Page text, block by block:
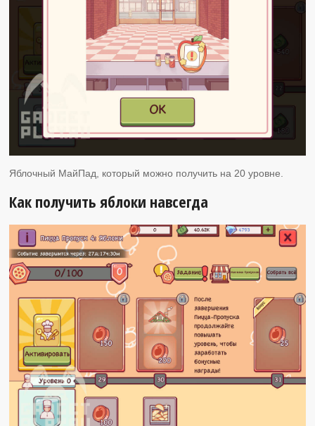
Яблочный МайПад, который можно получить на 20 уровне.
Как получить яблоки навсегда